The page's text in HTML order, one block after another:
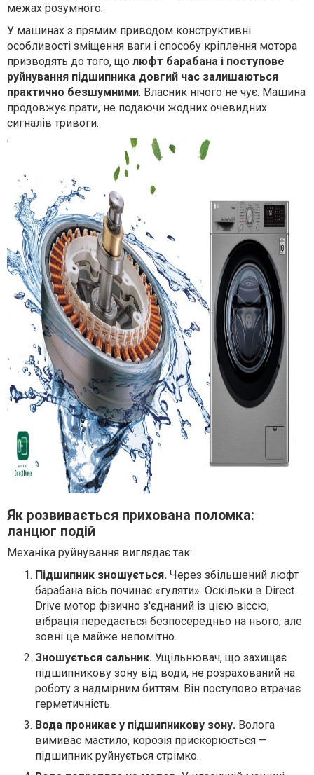
межах розумного.
У машинах з прямим приводом конструктивні
особливості зміщення ваги і способу кріплення мотора
призводять до того, що люфт барабана і поступове
руйнування підшипника довгий час залишаються
практично безшумними. Власник нічого не чує. Машина
продовжує прати, не подаючи жодних очевидних
сигналів тривоги.
Як розвивається прихована поломка:
ланцюг подій
Механіка руйнування виглядає так:
Підшипник зношується. Через збільшений люфт
барабана вісь починає «гуляти». Оскільки в Direct
Drive мотор фізично з'єднаний із цією віссю,
вібрація передається безпосередньо на нього, але
зовні це майже непомітно.
Зношується сальник. Ущільнювач, що захищає
підшипникову зону від води, не розрахований на
роботу з надмірним биттям. Він поступово втрачає
герметичність.
Вода проникає у підшипникову зону. Волога
вимиває мастило, корозія прискорюється —
підшипник руйнується стрімко.